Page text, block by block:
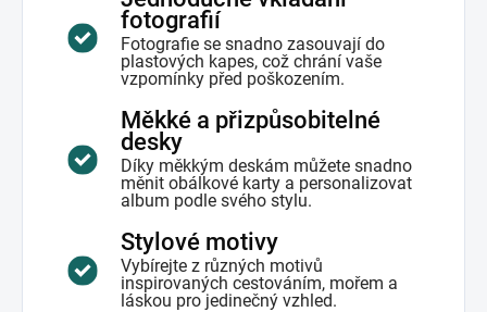
fotografií
Fotografie se snadno zasouvají do
plastových kapes, což chrání vaše
vzpomínky před poškozením.
Měkké a přizpůsobitelné
desky
Díky měkkým deskám můžete snadno
měnit obálkové karty a personalizovat
album podle svého stylu.
Stylové motivy
Vybírejte z různých motivů
inspirovaných cestováním, mořem a
láskou pro jedinečný vzhled.